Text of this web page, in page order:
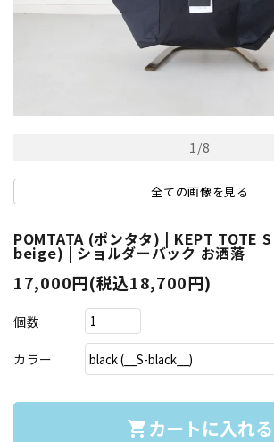
1/8
全ての画像を見る
POMTATA (ポンタタ) | KEPT TOTE
beige) | ショルダーバック お洒落
17,000円(税込18,700円)
個数
カラー
shopping_cart カートに入れる